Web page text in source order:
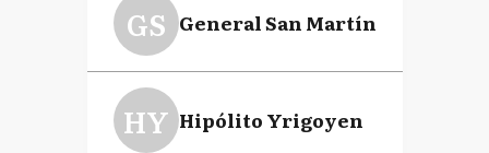
GS General San Martín
HY Hipólito Yrigoyen